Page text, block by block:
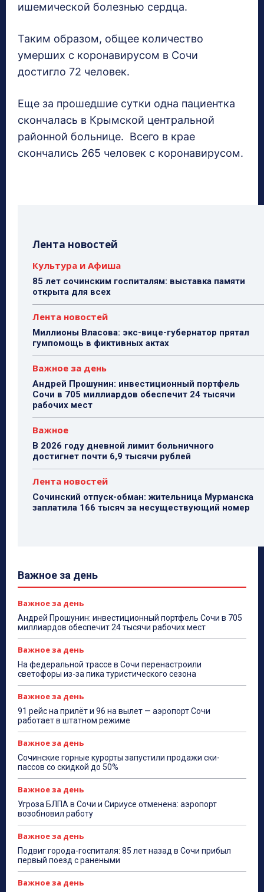
ишемической болезнью сердца.
Таким образом, общее количество
умерших с коронавирусом в Сочи
достигло 72 человек.
Еще за прошедшие сутки одна пациентка
скончалась в Крымской центральной
районной больнице. Всего в крае
скончались 265 человек с коронавирусом.
Лента новостей
Культура и Афиша
85 лет сочинским госпиталям: выставка памяти
открыта для всех
Лента новостей
Миллионы Власова: экс-вице-губернатор прятал
гумпомощь в фиктивных актах
Важное за день
Андрей Прошунин: инвестиционный портфель
Сочи в 705 миллиардов обеспечит 24 тысячи
рабочих мест
Важное
В 2026 году дневной лимит больничного
достигнет почти 6,9 тысячи рублей
Лента новостей
Сочинский отпуск-обман: жительница Мурманска
заплатила 166 тысяч за несуществующий номер
Важное за день
Важное за день
Андрей Прошунин: инвестиционный портфель Сочи в 705
миллиардов обеспечит 24 тысячи рабочих мест
Важное за день
На федеральной трассе в Сочи перенастроили
светофоры из-за пика туристического сезона
Важное за день
91 рейс на прилёт и 96 на вылет — аэропорт Сочи
работает в штатном режиме
Важное за день
Сочинские горные курорты запустили продажи ски-
пассов со скидкой до 50%
Важное за день
Угроза БЛПА в Сочи и Сириусе отменена: аэропорт
возобновил работу
Важное за день
Подвиг города-госпиталя: 85 лет назад в Сочи прибыл
первый поезд с ранеными
Важное за день